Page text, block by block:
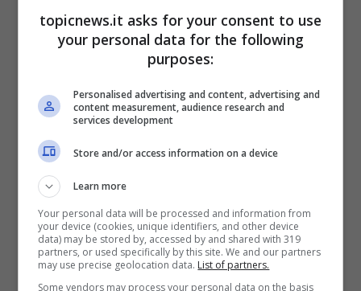
topicnews.it asks for your consent to use
your personal data for the following
purposes:
Personalised advertising and content, advertising and
content measurement, audience research and
services development
Store and/or access information on a device
Learn more
Your personal data will be processed and information from
your device (cookies, unique identifiers, and other device
data) may be stored by, accessed by and shared with 319
partners, or used specifically by this site. We and our partners
may use precise geolocation data. List of partners.
Some vendors may process your personal data on the basis